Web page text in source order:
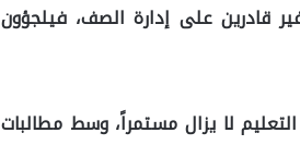
قادرين على إدارة الصف،
لا يزال مستمراً، وسط